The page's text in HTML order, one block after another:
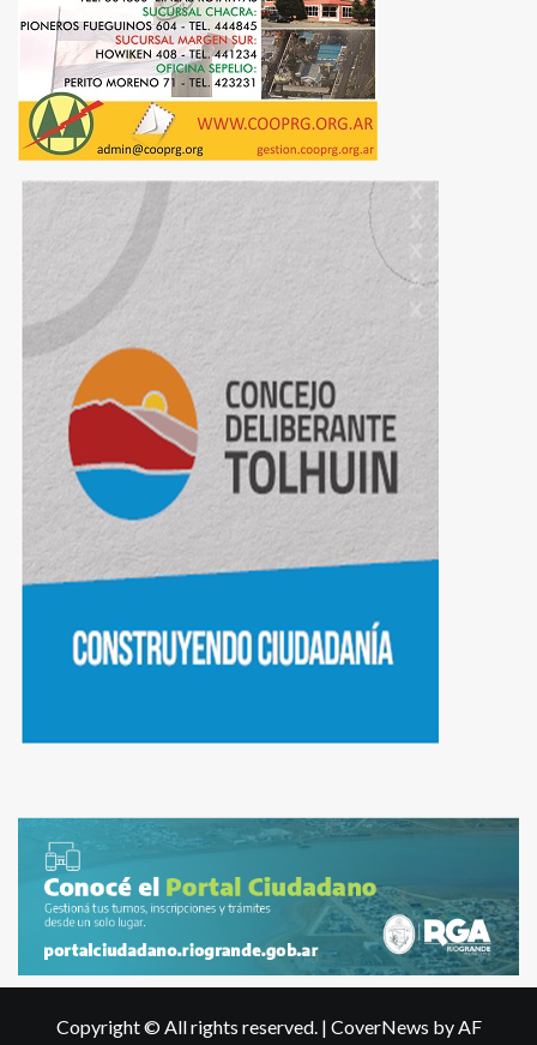
Copyright © All rights reserved. | CoverNews by AF